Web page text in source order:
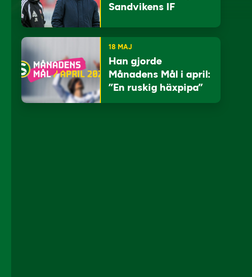
Sandvikens IF
18 MAJ
Han gjorde
Månadens Mål i april:
”En ruskig häxpipa”